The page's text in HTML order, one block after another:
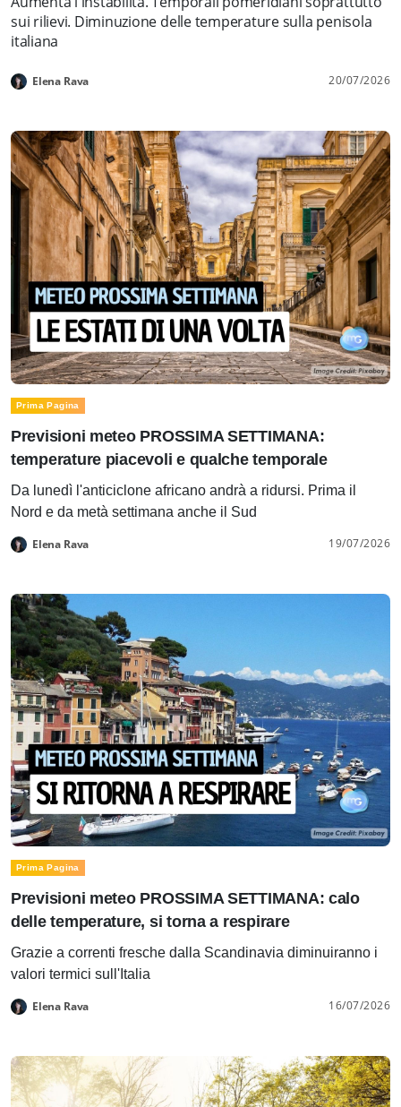
sui rilievi. Diminuzione delle temperature sulla penisola
italiana
Elena Rava 20/07/2026
Prima Pagina
Previsioni meteo PROSSIMA SETTIMANA:
temperature piacevoli e qualche temporale
Da lunedì l'anticiclone africano andrà a ridursi. Prima il
Nord e da metà settimana anche il Sud
Elena Rava 19/07/2026
Prima Pagina
Previsioni meteo PROSSIMA SETTIMANA: calo
delle temperature, si torna a respirare
Grazie a correnti fresche dalla Scandinavia diminuiranno i
valori termici sull'Italia
Elena Rava 16/07/2026